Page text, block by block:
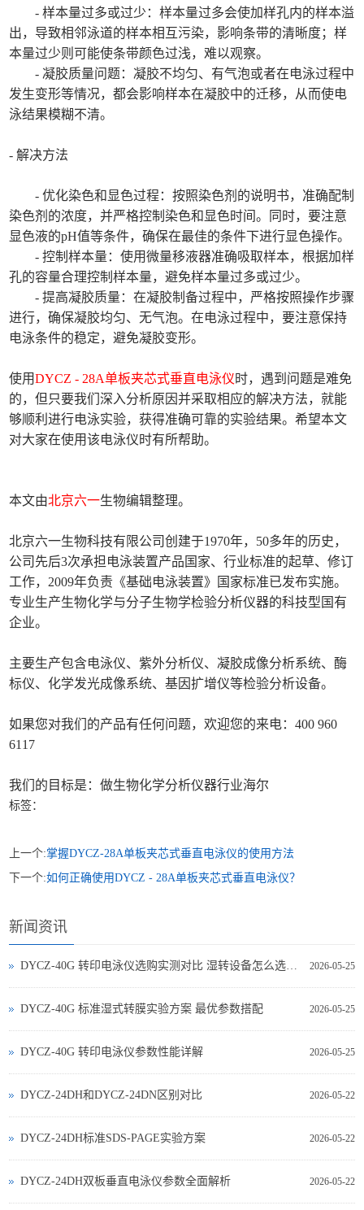
- 样本量过多或过少：样本量过多会使加样孔内的样本溢
出，导致相邻泳道的样本相互污染，影响条带的清晰度；样
本量过少则可能使条带颜色过浅，难以观察。
- 凝胶质量问题：凝胶不均匀、有气泡或者在电泳过程中
发生变形等情况，都会影响样本在凝胶中的迁移，从而使电
泳结果模糊不清。
- 解决方法
- 优化染色和显色过程：按照染色剂的说明书，准确配制
染色剂的浓度，并严格控制染色和显色时间。同时，要注意
显色液的pH值等条件，确保在最佳的条件下进行显色操作。
- 控制样本量：使用微量移液器准确吸取样本，根据加样
孔的容量合理控制样本量，避免样本量过多或过少。
- 提高凝胶质量：在凝胶制备过程中，严格按照操作步骤
进行，确保凝胶均匀、无气泡。在电泳过程中，要注意保持
电泳条件的稳定，避免凝胶变形。
使用DYCZ - 28A单板夹芯式垂直电泳仪时，遇到问题是难免
的，但只要我们深入分析原因并采取相应的解决方法，就能
够顺利进行电泳实验，获得准确可靠的实验结果。希望本文
对大家在使用该电泳仪时有所帮助。
本文由北京六一生物编辑整理。
北京六一生物科技有限公司创建于1970年，50多年的历史，
公司先后3次承担电泳装置产品国家、行业标准的起草、修订
工作，2009年负责《基础电泳装置》国家标准已发布实施。
专业生产生物化学与分子生物学检验分析仪器的科技型国有
企业。
主要生产包含电泳仪、紫外分析仪、凝胶成像分析系统、酶
标仪、化学发光成像系统、基因扩增仪等检验分析设备。
如果您对我们的产品有任何问题，欢迎您的来电：400 960
6117
我们的目标是：做生物化学分析仪器行业海尔
标签：
上一个:掌握DYCZ-28A单板夹芯式垂直电泳仪的使用方法
下一个:如何正确使用DYCZ - 28A单板夹芯式垂直电泳仪？
新闻资讯
2026-05-25
DYCZ-40G 转印电泳仪选购实测对比 湿转设备怎么选不踩坑
2026-05-25
DYCZ-40G 标准湿式转膜实验方案 最优参数搭配
2026-05-25
DYCZ-40G 转印电泳仪参数性能详解
2026-05-22
DYCZ-24DH和DYCZ-24DN区别对比
2026-05-22
DYCZ-24DH标准SDS-PAGE实验方案
2026-05-22
DYCZ-24DH双板垂直电泳仪参数全面解析